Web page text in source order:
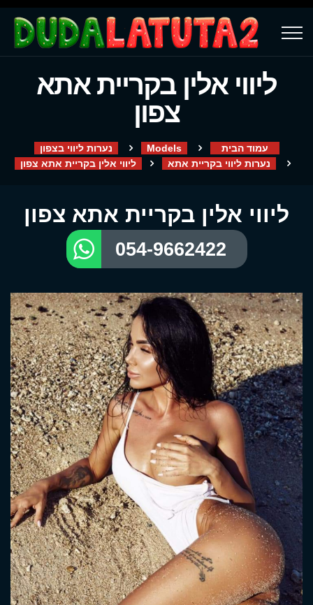
ליווי אלין בקריית אתא
צפון
עמוד הבית Models
נערות ליווי בצפון
נערות ליווי בקריית אתא
ליווי אלין בקריית אתא צפון
ליווי אלין בקריית אתא צפון
054-9662422